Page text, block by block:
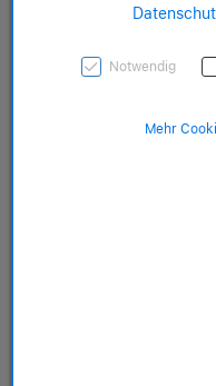
Notwendig
Mehr